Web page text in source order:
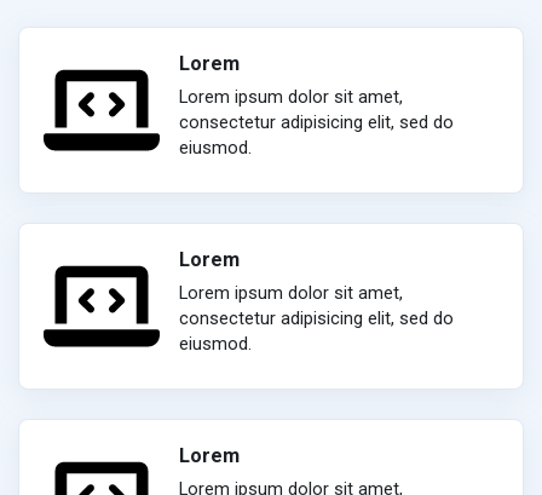
Lorem
Lorem ipsum dolor sit amet,
consectetur adipisicing elit, sed do
eiusmod.
Lorem
Lorem ipsum dolor sit amet,
consectetur adipisicing elit, sed do
eiusmod.
Lorem
Lorem ipsum dolor sit amet,